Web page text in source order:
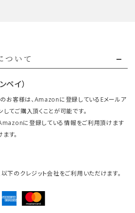
ついて
イ）
お客様は、Amazonに登録しているEメールア
てご購入頂くことが可能です。
に登録している情報をご利用頂けます
す。
下のクレジット会社をご利用いただけます。